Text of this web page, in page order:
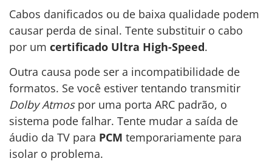
Cabos danificados ou de baixa qualidade podem
causar perda de sinal. Tente substituir o cabo
por um certificado Ultra High-Speed.
Outra causa pode ser a incompatibilidade de
formatos. Se você estiver tentando transmitir
Dolby Atmospor uma porta ARC padrão, o
sistema pode falhar. Tente mudar a saída de
áudio da TV para PCM temporariamente para
isolar o problema.